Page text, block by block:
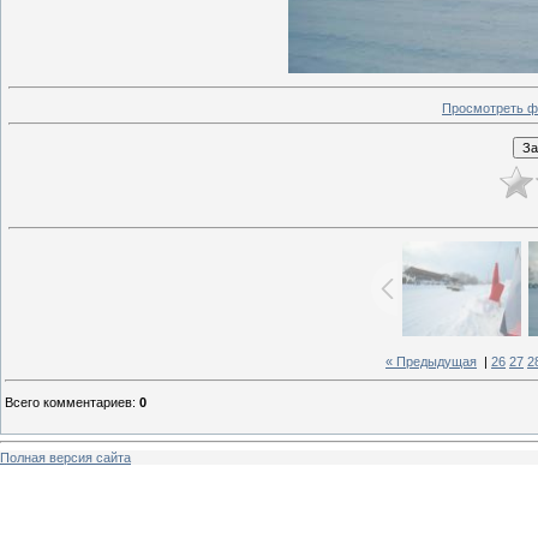
Просмотреть
« Предыдущая 26 27
Всего комментариев: 0
Полная версия сайта